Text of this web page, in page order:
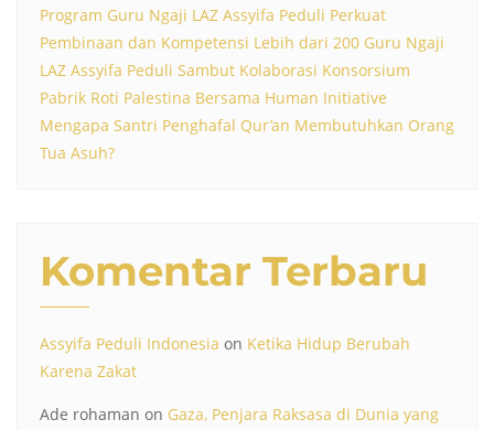
Program Guru Ngaji LAZ Assyifa Peduli Perkuat
Pembinaan dan Kompetensi Lebih dari 200 Guru Ngaji
LAZ Assyifa Peduli Sambut Kolaborasi Konsorsium
Pabrik Roti Palestina Bersama Human Initiative
Mengapa Santri Penghafal Qur’an Membutuhkan Orang
Tua Asuh?
Komentar Terbaru
Assyifa Peduli Indonesia on Ketika Hidup Berubah
Karena Zakat
Ade rohaman on Gaza, Penjara Raksasa di Dunia yang